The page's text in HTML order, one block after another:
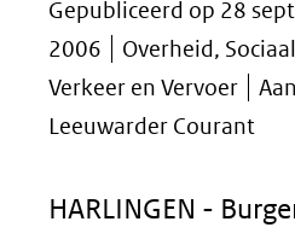
Gepubliceerd op 28
2006
Overheid,
Verkeer en Vervoer
Leeuwarder Courant
HARLINGEN -